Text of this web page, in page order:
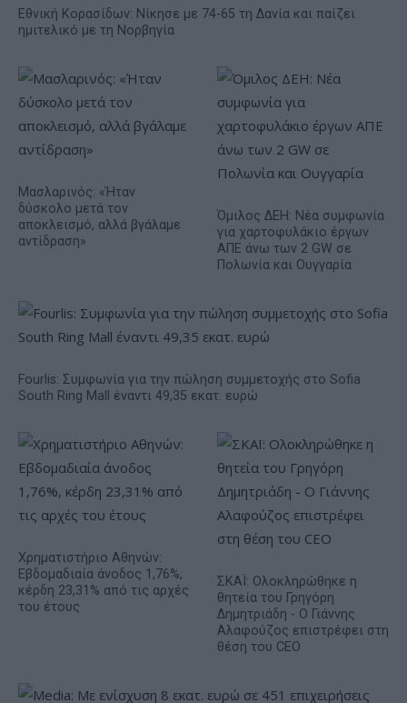
Εθνική Κορασίδων: Νίκησε με 74-65 τη Δανία και παίζει
ημιτελικό με τη Νορβηγία
Μασλαρινός: «Ήταν
δύσκολο μετά τον
αποκλεισμό, αλλά βγάλαμε
αντίδραση»
Όμιλος ΔΕΗ: Νέα συμφωνία
για χαρτοφυλάκιο έργων
ΑΠΕ άνω των 2 GW σε
Πολωνία και Ουγγαρία
Fourlis: Συμφωνία για την πώληση συμμετοχής στο Sofia
South Ring Mall έναντι 49,35 εκατ. ευρώ
Χρηματιστήριο Αθηνών:
Εβδομαδιαία άνοδος 1,76%,
κέρδη 23,31% από τις αρχές
του έτους
ΣΚΑΪ: Ολοκληρώθηκε η
θητεία του Γρηγόρη
Δημητριάδη - Ο Γιάννης
Αλαφούζος επιστρέφει στη
θέση του CEO